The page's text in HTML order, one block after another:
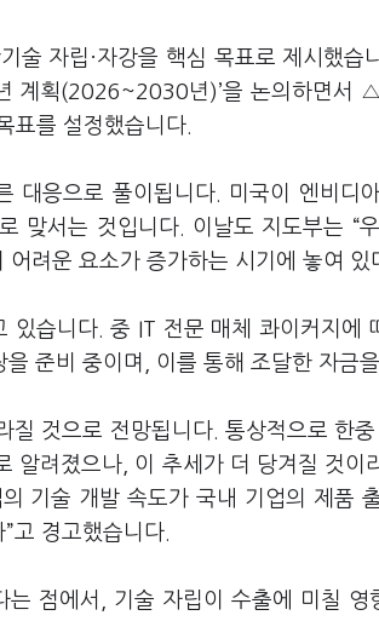
술 자립·자강을 핵심 목표로 제시했
계획(2026~2030년)’을 논의하면서
표를 설정했습니다.
대응으로 풀이됩니다. 미국이 엔비디
맞서는 것입니다. 이날도 지도부는 “
려운 요소가 증가하는 시기에 놓여 있
있습니다. 중 IT 전문 매체 콰이커지에
준비 중이며, 이를 통해 조달한 자금
질 것으로 전망됩니다. 통상적으로 한
려졌으나, 이 추세가 더 당겨질 것이
기술 개발 속도가 국내 기업의 제품
고 경고했습니다.
점에서, 기술 자립이 수출에 미칠 영